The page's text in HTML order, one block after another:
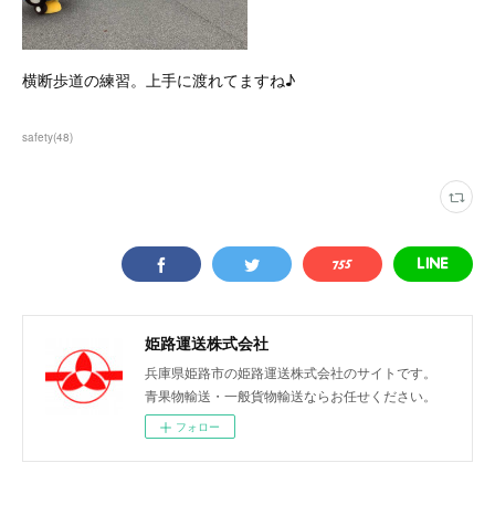
横断歩道の練習。上手に渡れてますね♪
safety(48)
姫路運送株式会社
兵庫県姫路市の姫路運送株式会社のサイトです。
青果物輸送・一般貨物輸送ならお任せください。
フォロー